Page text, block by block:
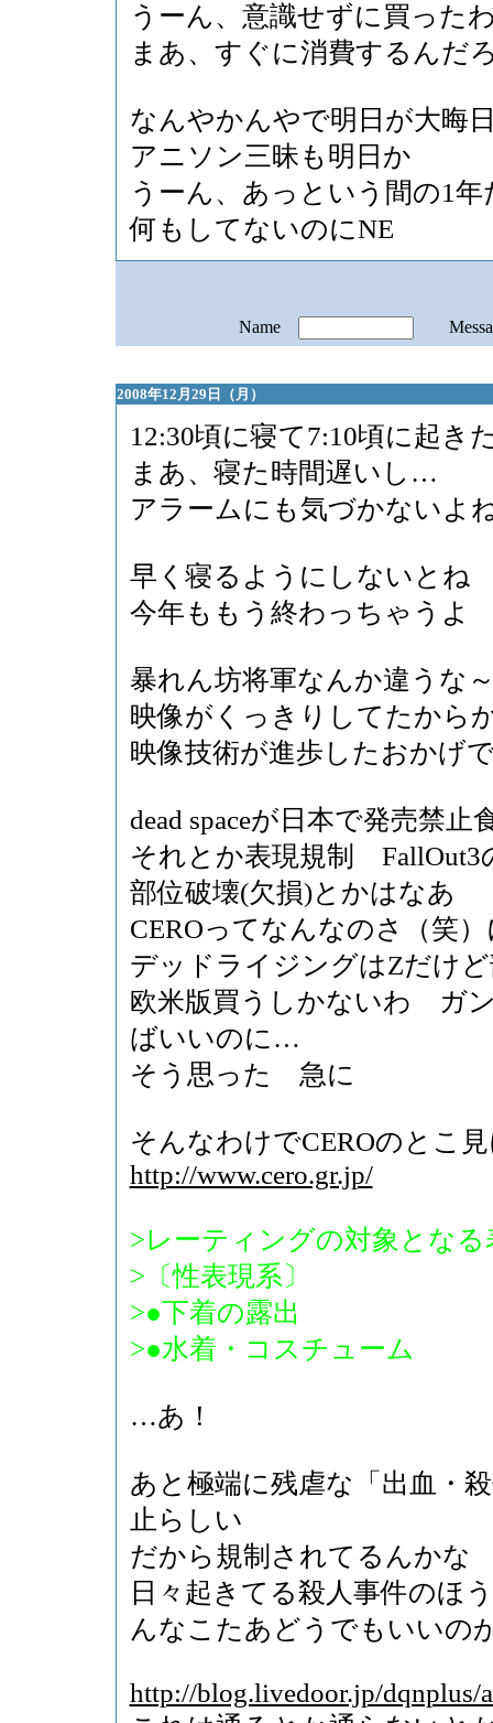
うーん、意識せずに買った
まあ、すぐに消費するんだ
なんやかんやで明日が大晦
アニソン三昧も明日か
うーん、あっという間の1
何もしてないのにNE
Name
2008年12月29日（月）
12:30頃に寝て7:10頃に起き
まあ、寝た時間遅いし…
アラームにも気づかないよ
早く寝るようにしないとね
今年ももう終わっちゃうよ
暴れん坊将軍なんか違うな
映像がくっきりしてたから
映像技術が進歩したおかげ
dead spaceが日本で発売禁
それとか表現規制 FallOut3
部位破壊(欠損)とかはなあ
CEROってなんなのさ（笑
デッドライジングはZだけ
欧米版買うしかないわ ガ
ばいいのに…
そう思った 急に
そんなわけでCEROのとこ
http://www.cero.gr.jp/
>レーティングの対象となる
>〔性表現系〕
>●下着の露出
>●水着・コスチューム
…あ！
あと極端に残虐な「出血・
止らしい
だから規制されてるんかな
日々起きてる殺人事件のほ
んなこたあどうでもいいの
http://blog.livedoor.jp/dqnplus/